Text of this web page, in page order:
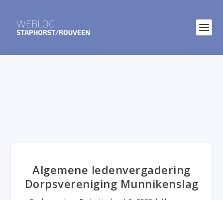
Algemene ledenvergadering
Dorpsvereniging Munnikenslag